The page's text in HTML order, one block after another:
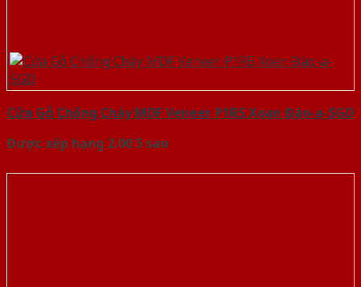
Cửa Gỗ Chống Cháy MDF Veneer P1R5 Xoan Đào-a-SGD
Được xếp hạng 2.00 5 sao